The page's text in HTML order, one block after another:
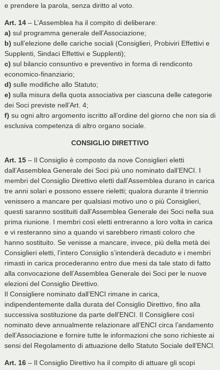
e prendere la parola, senza diritto al voto.
Art. 14– L’Assemblea ha il compito di deliberare:
a) sul programma generale dell’Associazione;
b) sull’elezione delle cariche sociali (Consiglieri, Probiviri Effettivi e
Supplenti, Sindaci Effettivi e Supplenti);
c) sul bilancio consuntivo e preventivo in forma di rendiconto
economico-finanziario;
d) sulle modifiche allo Statuto;
e) sulla misura della quota associativa per ciascuna delle categorie
dei Soci previste nell’Art. 4;
f) su ogni altro argomento iscritto all’ordine del giorno che non sia di
esclusiva competenza di altro organo sociale.
CONSIGLIO DIRETTIVO
Art. 15– Il Consiglio è composto da nove Consiglieri eletti
dall’Assemblea Generale dei Soci più uno nominato dall’ENCI. I
membri del Consiglio Direttivo eletti dall’Assemblea durano in carica
tre anni solari e possono essere rieletti; qualora durante il triennio
venissero a mancare per qualsiasi motivo uno o più Consiglieri,
questi saranno sostituiti dall’Assemblea Generale dei Soci nella sua
prima riunione. I membri così eletti entreranno a loro volta in carica
e vi resteranno sino a quando vi sarebbero rimasti coloro che
hanno sostituito. Se venisse a mancare, invece, più della metà dei
Consiglieri eletti, l’intero Consiglio s’intenderà decaduto e i membri
rimasti in carica procederanno entro due mesi da tale stato di fatto
alla convocazione dell’Assemblea Generale dei Soci per le nuove
elezioni del Consiglio Direttivo.
Il Consigliere nominato dall’ENCI rimane in carica,
indipendentemente dalla durata del Consiglio Direttivo, fino alla
successiva sostituzione da parte dell’ENCI. Il Consigliere così
nominato deve annualmente relazionare all’ENCI circa l’andamento
dell’Associazione e fornire tutte le informazioni che sono richieste ai
sensi del Regolamento di attuazione dello Statuto Sociale dell’ENCI.
Art. 16– Il Consiglio Direttivo ha il compito di attuare gli scopi